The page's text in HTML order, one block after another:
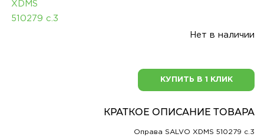
Нет в наличии
КУПИТЬ В 1 КЛИК
КРАТКОЕ ОПИСАНИЕ ТОВАРА
Оправа SALVO XDMS 510279 c.3